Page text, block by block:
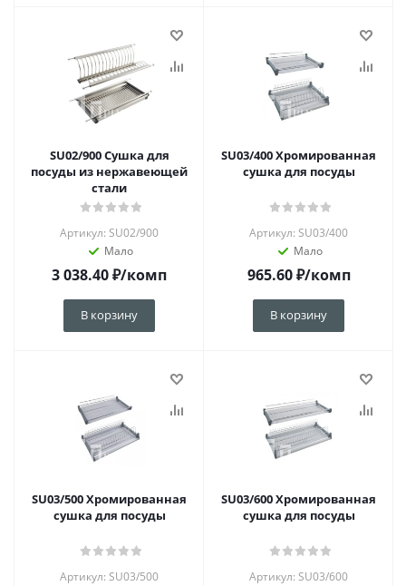
SU02/900 Сушка для
посуды из нержавеющей
стали
Артикул: SU02/900
Мало
3 038.40₽/комп
В корзину
SU03/400 Хромированная
сушка для посуды
Артикул: SU03/400
Мало
965.60₽/комп
В корзину
SU03/500 Хромированная
сушка для посуды
Артикул: SU03/500
SU03/600 Хромированная
сушка для посуды
Артикул: SU03/600